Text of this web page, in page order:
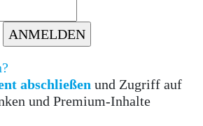
abschließen
und Premium-Inhalte